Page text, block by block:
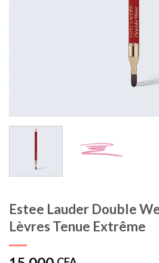
Estee Lauder Double
Lèvres Tenue Extrême